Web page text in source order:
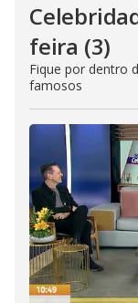
feira (3)
Fique por dentro
famosos